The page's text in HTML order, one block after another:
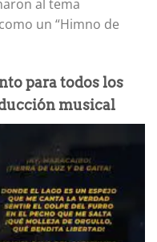
al tema
un “Himno de
para todos los
musical